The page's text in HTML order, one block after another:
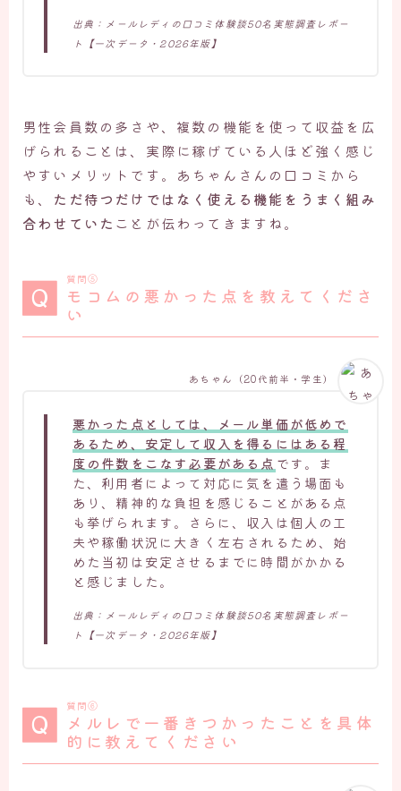
出典：メールレディの口コミ体験談50名実態調査レポー
ト【一次データ・2026年版】
男性会員数の多さや、複数の機能を使って収益を広
げられることは、実際に稼げている人ほど強く感じ
やすいメリットです。あちゃんさんの口コミから
も、 ただ待つだけではなく使える機能をうまく組み
合わせていた ことが伝わってきますね。
質問⑤
モコムの悪かった点を教えてくださ
い
悪かった点としては、メール単価が低めで
あるため、安定して収入を得るにはある程
度の件数をこなす必要がある点 です。ま
た、利用者によって対応に気を遣う場面も
あり、精神的な負担を感じることがある点
も挙げられます。さらに、収入は個人の工
夫や稼働状況に大きく左右されるため、始
めた当初は安定させるまでに時間がかかる
と感じました。
出典：メールレディの口コミ体験談50名実態調査レポー
ト【一次データ・2026年版】
あちゃん（20代前半・学生）
質問⑥
メルレで一番きつかったことを具体
的に教えてください